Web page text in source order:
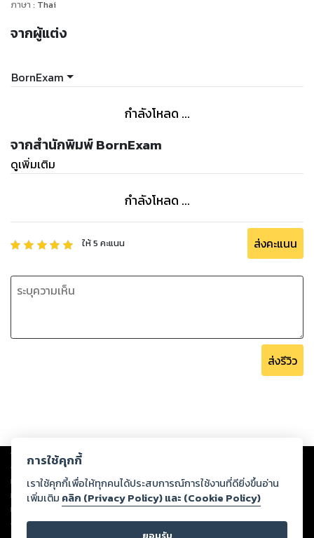
ภาษา : Thai
จากผู้แต่ง
BornExam
กำลังโหลด ...
จากสำนักพิมพ์ BornExam
ดูเพิ่มเติม
กำลังโหลด ...
ให้5 คะแนน ส่งคะแนน
ส่งรีวิว
Copyright © 2026
ต่อผลงานหรือเนื้อหาใดที่อัปโหลดผ่านเว็บไซต์และปรากฏว่าละเมิดสิทธิใน
ทรัพย์สินทางปัญญาของบุคคลอื่นหรือขัดต่อกฎหมายและศีลธรรม ดังนั้น ผู้อ่าน
ทุกท่านโปรดใช้วิจารณญาณในการกลั่นกรองด้วยตนเอง และหากท่านพบว่าส่วน
หนึ่งส่วนใดขัดต่อกฎหมายและศีลธรรม กรุณาแจ้งมายังบริษัท เพื่อทีมงานจะได้
ดำเนินการในทันที ทั้งนี้ ทางสตอรี่ล็อกขอสงวนลิขสิทธิ์ตามพระราชบัญญัติ
การใช้คุกกี้
เราใช้คุกกี้เพื่อให้ทุกคนได้ประสบการณ์การใช้งานที่ดียิ่งขึ้นอ่าน
เพิ่มเติม คลิก (Privacy Policy) และ (Cookie Policy)